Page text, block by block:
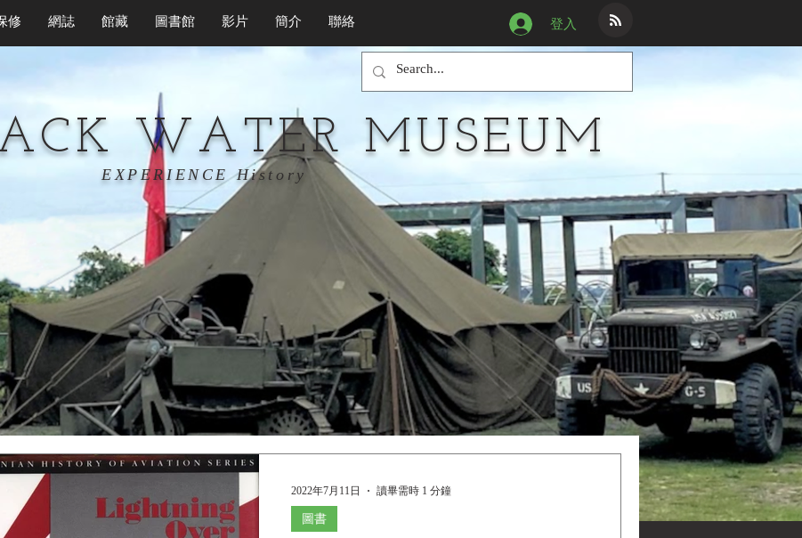
修 網誌 館藏 圖書館 影片 簡介 聯絡 登入
WATER MUSEUM
EXPERIENCE History
圖書
2022年7月11日 讀畢需時 1 分鐘